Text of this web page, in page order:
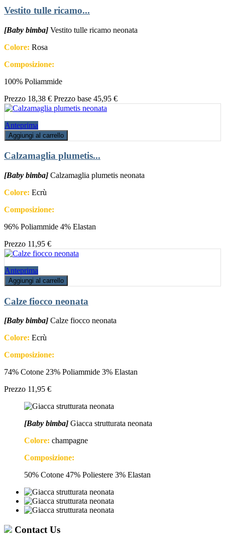
Vestito tulle ricamo...
[Baby bimba] Vestito tulle ricamo neonata
Colore: Rosa
Composizione:
100% Poliammide
Prezzo 18,38 € Prezzo base 45,95 €
Anteprima
Aggiungi al carrello
Calzamaglia plumetis...
[Baby bimba] Calzamaglia plumetis neonata
Colore: Ecrù
Composizione:
96% Poliammide 4% Elastan
Prezzo 11,95 €
Anteprima
Aggiungi al carrello
Calze fiocco neonata
[Baby bimba] Calze fiocco neonata
Colore: Ecrù
Composizione:
74% Cotone 23% Poliammide 3% Elastan
Prezzo 11,95 €
[Baby bimba] Giacca strutturata neonata
Colore: champagne
Composizione:
50% Cotone 47% Poliestere 3% Elastan
Contact Us